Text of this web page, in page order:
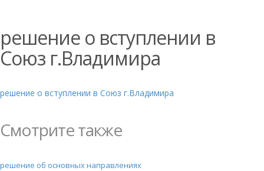
решение о вступлении в
Союз г.Владимира
решение о вступлении в Союз г.Владимира
Смотрите также
решение об основных направлениях